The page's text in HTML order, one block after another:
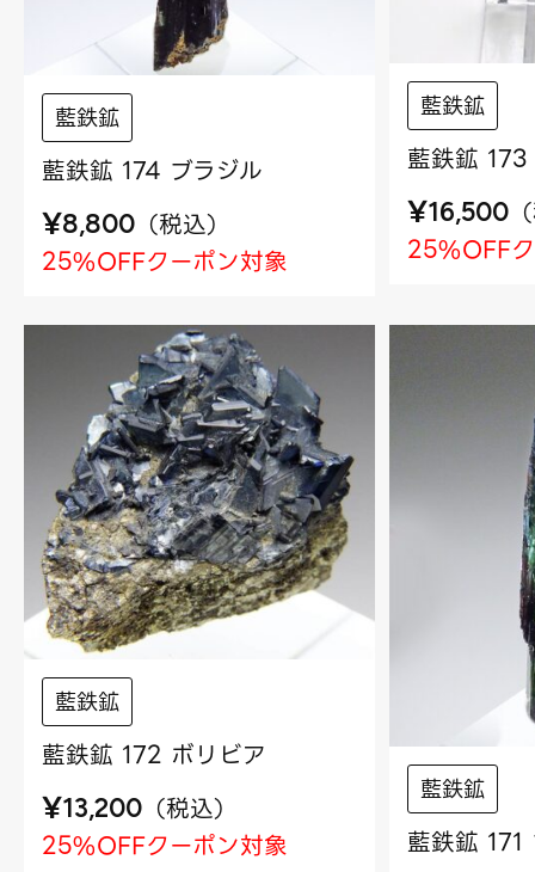
藍鉄鉱
藍鉄鉱 174 ブラジル
¥8,800 （税込）
25%OFFクーポン対象
藍鉄鉱
藍鉄鉱
¥16,500 （
25%OFF
藍鉄鉱
藍鉄鉱 172 ボリビア
¥13,200 （税込）
25%OFFクーポン対象
藍鉄鉱
藍鉄鉱 171